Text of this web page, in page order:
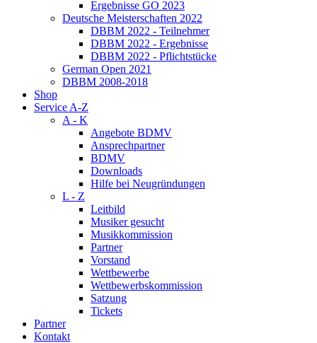
Ergebnisse GO 2023
Deutsche Meisterschaften 2022
DBBM 2022 - Teilnehmer
DBBM 2022 - Ergebnisse
DBBM 2022 - Pflichtstücke
German Open 2021
DBBM 2008-2018
Shop
Service A-Z
A - K
Angebote BDMV
Ansprechpartner
BDMV
Downloads
Hilfe bei Neugründungen
L - Z
Leitbild
Musiker gesucht
Musikkommission
Partner
Vorstand
Wettbewerbe
Wettbewerbskommission
Satzung
Tickets
Partner
Kontakt